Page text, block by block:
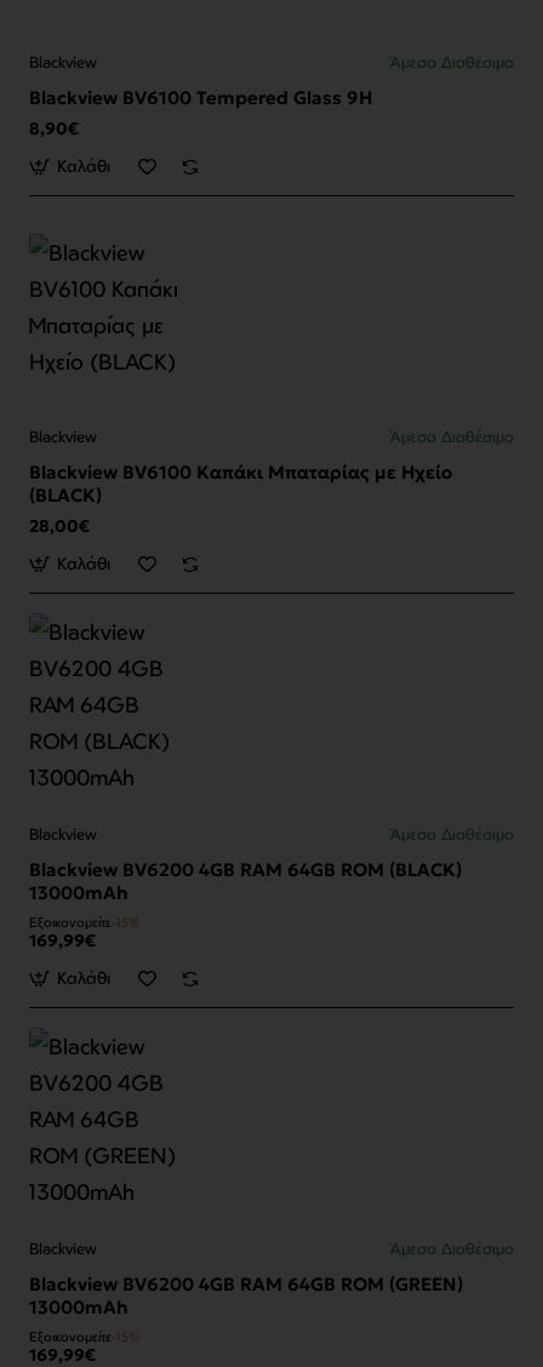
Blackview Άμεσα Διαθέσιμο
Blackview BV6100 Tempered Glass 9H
8,90€
Καλάθι
Blackview Άμεσα Διαθέσιμο
Blackview BV6100 Καπάκι Μπαταρίας με Ηχείο
(BLACK)
28,00€
Καλάθι
Blackview Άμεσα Διαθέσιμο
Blackview BV6200 4GB RAM 64GB ROM (BLACK)
13000mAh
Εξοικονομείτε -15%
169,99€
Καλάθι
Blackview Άμεσα Διαθέσιμο
Blackview BV6200 4GB RAM 64GB ROM (GREEN)
13000mAh
Εξοικονομείτε -15%
169,99€